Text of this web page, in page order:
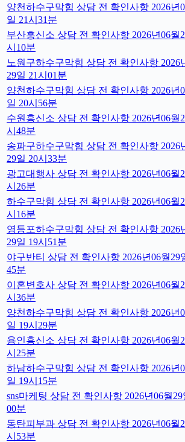
양천하수구막힘 상담 전 확인사항 2026년
일 21시31분
부산흥신소 상담 전 확인사항 2026년06월
시10분
노원구하수구막힘 상담 전 확인사항 2026
29일 21시01분
양천하수구막힘 상담 전 확인사항 2026년
일 20시56분
수원흥신소 상담 전 확인사항 2026년06월
시48분
송파구하수구막힘 상담 전 확인사항 2026
29일 20시33분
광고대행사 상담 전 확인사항 2026년06월
시26분
하수구막힘 상담 전 확인사항 2026년06월
시16분
영등포하수구막힘 상담 전 확인사항 2026
29일 19시51분
야구반티 상담 전 확인사항 2026년06월29
45분
이혼변호사 상담 전 확인사항 2026년06월
시36분
양천하수구막힘 상담 전 확인사항 2026년
일 19시29분
용인흥신소 상담 전 확인사항 2026년06월
시25분
하남하수구막힘 상담 전 확인사항 2026년
일 19시15분
sns마케팅 상담 전 확인사항 2026년06월29
00분
동탄피부과 상담 전 확인사항 2026년06월
시53분